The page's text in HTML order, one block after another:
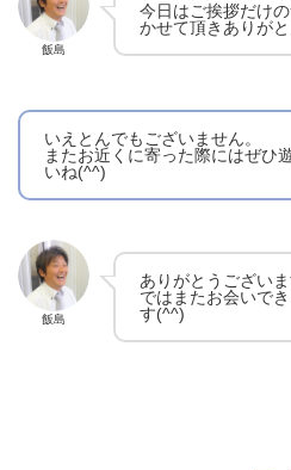
飯島
今日はご挨拶だけ
かせて頂きありが
いえとんでもございません。
またお近くに寄った際にはぜひ
いね(^^)
飯島
ありがとうございま
ではまたお会いで
す(^^)